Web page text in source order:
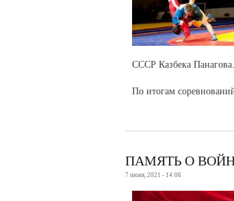
СССР Казбека Панагова.
По итогам
ПАМЯТЬ О
7 июня, 2021 - 14:06